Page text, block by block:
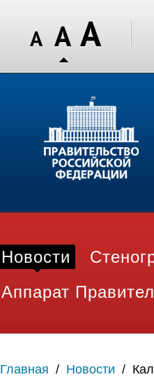
Новости
Аппарат
Главная / Новости /